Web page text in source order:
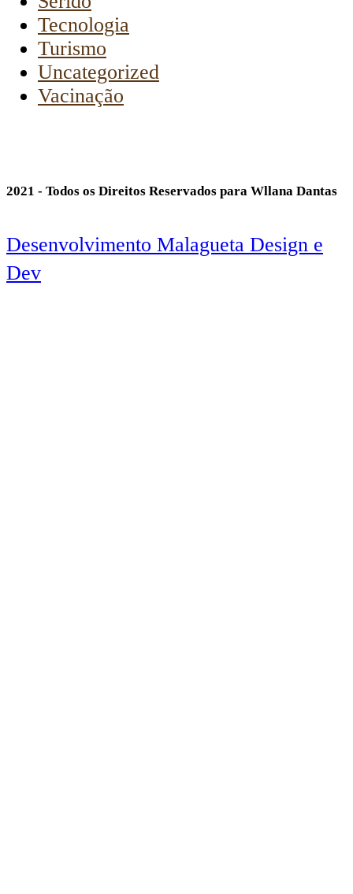
Tecnologia
Turismo
Uncategorized
Vacinação
2021 - Todos os Direitos Reservados para Wllana Dantas
Desenvolvimento Malagueta Design e
Dev